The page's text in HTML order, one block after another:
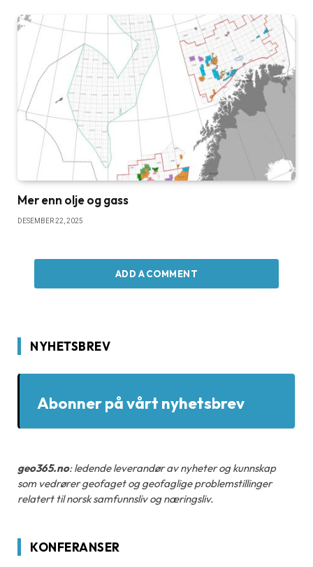
Mer enn olje og gass
DESEMBER 22, 2025
ADD A COMMENT
NYHETSBREV
Abonner på vårt nyhetsbrev
geo365.no: ledende leverandør av nyheter og kunnskap
som vedrører geofaget og geofaglige problemstillinger
relatert til norsk samfunnsliv og næringsliv.
KONFERANSER